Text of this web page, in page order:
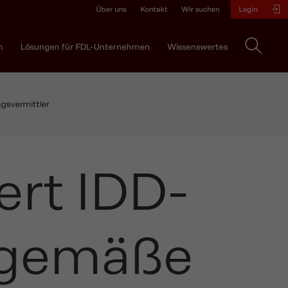
Über uns Kontakt Wir suchen Login
Lösungen für FDL-Unternehmen Wissenswertes
IDD-